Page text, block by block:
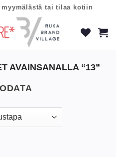
myymälästä tai tilaa kotiin
AVAINSANALLA “13”